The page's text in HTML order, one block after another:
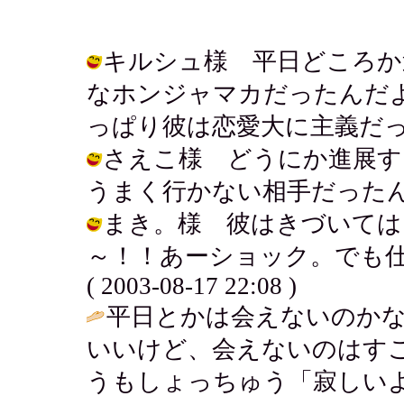
キルシュ様 平日どころか
なホンジャマカだったんだ
っぱり彼は恋愛大に主義だ
さえこ様 どうにか進展す
うまく行かない相手だった
まき。様 彼はきづいては
～！！あーショック。でも
( 2003-08-17 22:08 )
平日とかは会えないのか
いいけど、会えないのはす
うもしょっちゅう「寂しい